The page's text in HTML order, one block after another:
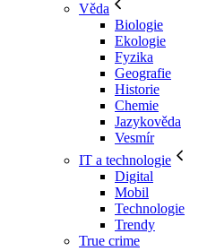
Věda
Biologie
Ekologie
Fyzika
Geografie
Historie
Chemie
Jazykověda
Vesmír
IT a technologie
Digital
Mobil
Technologie
Trendy
True crime